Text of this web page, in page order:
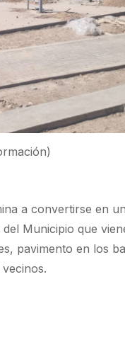
a convertirse en
Municipio que
pavimento en los